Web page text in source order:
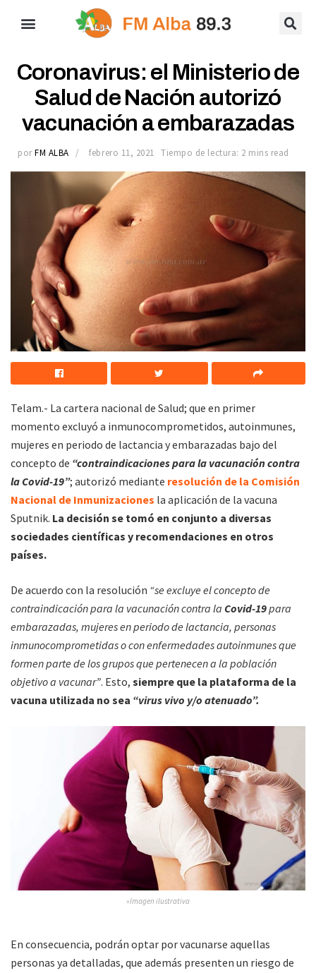
Coronavirus: el Ministerio de
Salud de Nación autorizó
vacunación a embarazadas
por FM ALBA febrero 11, 2021 Tiempo de lectura: 2 mins read
Telam.- La cartera nacional de Salud; que en primer
momento excluyó a inmunocomprometidos, autoinmunes,
mujeres en periodo de lactancia y embarazadas bajo del
concepto de “contraindicaciones para la vacunación contra
la Covid-19”; autorizó mediante resolución de la Comisión
Nacional de Inmunizaciones la aplicación de la vacuna
Sputnik. La decisión se tomó en conjunto a diversas
sociedades científicas y recomendaciones en otros
países.
De acuerdo con la resolución “se excluye el concepto de
contraindicación para la vacunación contra la Covid-19para
embarazadas, mujeres en periodo de lactancia, personas
inmunocomprometidas o con enfermedades autoinmunes que
formen parte de los grupos que pertenecen a la población
objetivo a vacunar”. Esto, siempre que la plataforma de la
vacuna utilizada no sea “virus vivo y/o atenuado”.
»Imagen ilustrativa
En consecuencia, podrán optar por vacunarse aquellas
personas ya detalladas, que además presenten un riesgo de